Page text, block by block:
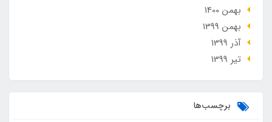
بهمن 1400
بهمن 1399
آذر 1399
تير 1399
برچسب‌ها